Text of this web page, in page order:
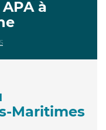
à
Maritimes